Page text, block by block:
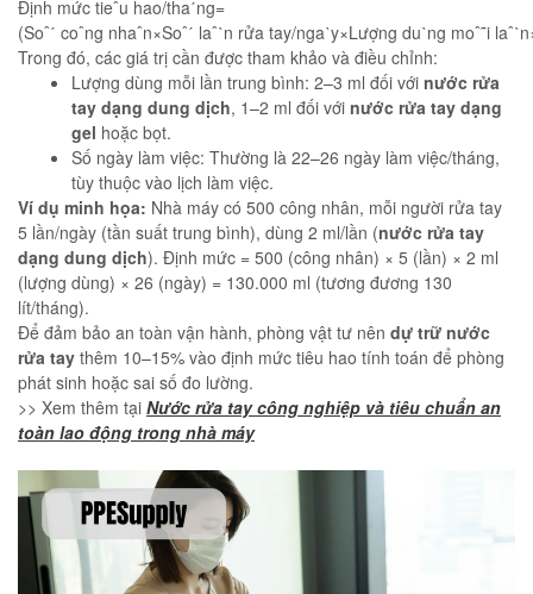
Định mức tieˆu hao/thaˊng=
(Soˆˊ coˆng nhaˆn×Soˆˊ laˆˋn rửa tay/ngaˋy×Lượng duˋng moˆ˜i
Trong đó, các giá trị cần được tham khảo và điều chỉnh:
Lượng dùng mỗi lần trung bình: 2–3 ml đối với nước rửa
tay dạng dung dịch, 1–2 ml đối với nước rửa tay dạng
gel hoặc bọt.
Số ngày làm việc: Thường là 22–26 ngày làm việc/tháng,
tùy thuộc vào lịch làm việc.
Ví dụ minh họa: Nhà máy có 500 công nhân, mỗi người rửa tay
5 lần/ngày (tần suất trung bình), dùng 2 ml/lần (nước rửa tay
dạng dung dịch). Định mức = 500 (công nhân) × 5 (lần) × 2 ml
(lượng dùng) × 26 (ngày) = 130.000 ml (tương đương 130
lít/tháng).
Để đảm bảo an toàn vận hành, phòng vật tư nên dự trữ nước
rửa tay thêm 10–15% vào định mức tiêu hao tính toán để phòng
phát sinh hoặc sai số đo lường.
>> Xem thêm tại Nước rửa tay công nghiệp và tiêu chuẩn an
toàn lao động trong nhà máy